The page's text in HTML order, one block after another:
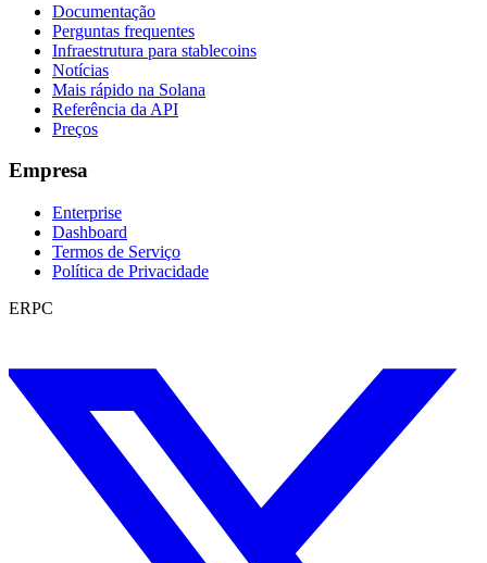
Documentação
Perguntas frequentes
Infraestrutura para stablecoins
Notícias
Mais rápido na Solana
Referência da API
Preços
Empresa
Enterprise
Dashboard
Termos de Serviço
Política de Privacidade
ERPC